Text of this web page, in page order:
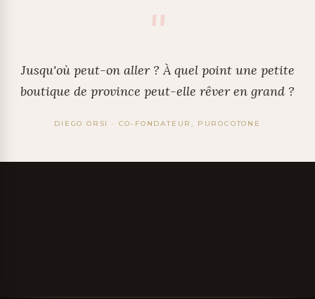
"
Jusqu'où peut-on aller ? À quel point une petite
boutique de province peut-elle rêver en grand ?
DIEGO ORSI · CO-FONDATEUR, PUROCOTONE